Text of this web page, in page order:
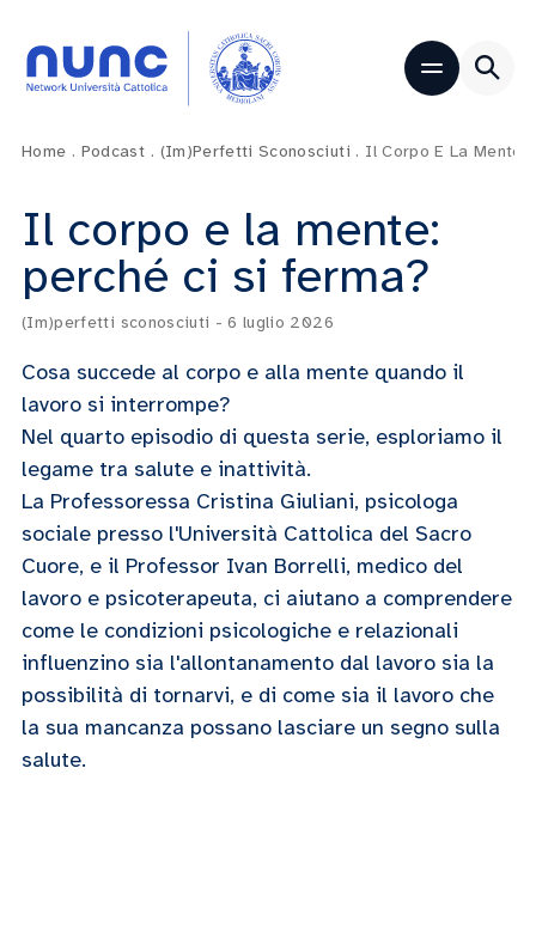
Home . Podcast . (Im)perfetti Sconosciuti . Il Corpo E La Mente:
Il corpo e la mente:
perché ci si ferma?
(Im)perfetti sconosciuti -6 luglio 2026
Cosa succede al corpo e alla mente quando il
lavoro si interrompe?
Nel quarto episodio di questa serie, esploriamo il
legame tra salute e inattività.
La Professoressa Cristina Giuliani, psicologa
sociale presso l'Università Cattolica del Sacro
Cuore, e il Professor Ivan Borrelli, medico del
lavoro e psicoterapeuta, ci aiutano a comprendere
come le condizioni psicologiche e relazionali
influenzino sia l'allontanamento dal lavoro sia la
possibilità di tornarvi, e di come sia il lavoro che
la sua mancanza possano lasciare un segno sulla
salute.